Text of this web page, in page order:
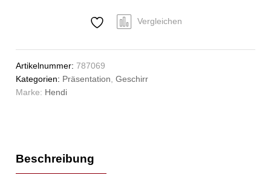
Vergleichen
Artikelnummer:787069
Kategorien: Präsentation ,Geschirr
Marke: Hendi
Beschreibung